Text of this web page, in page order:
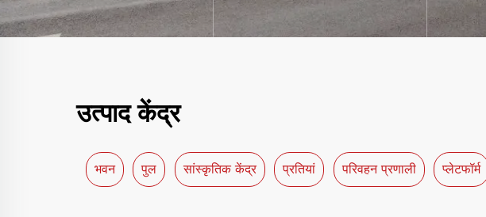
उत्पाद केंद्र
भवन पुल सांस्कृतिक केंद्र प्रतियां परिवहन प्रणाली प्लेटफॉर्म